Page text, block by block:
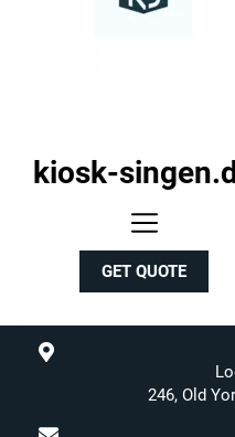
kiosk-
kiosk-
GET QUOTE
246, Old